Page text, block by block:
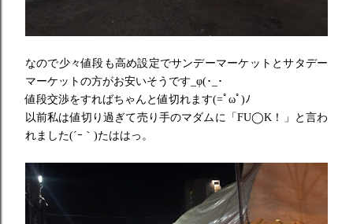
なので少々値段も高め設定でサンデーマーケットとサタデー
マーケ ットの方がお安いそうです_φ(･_･
値段交渉をすればちゃんと値切れます(=ﾟωﾟ)ﾉ
以前私は値切り過ぎて売り手のマダムに「FU◯K！」と言わ
れました(´ｰ｀)たははっ。